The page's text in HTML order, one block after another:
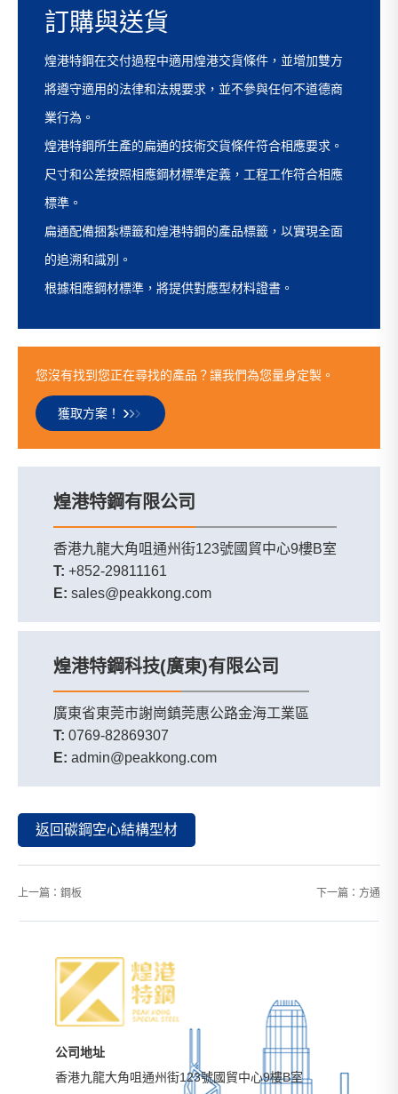
訂購與送貨
煌港特鋼在交付過程中適用煌港交貨條件，並增加雙方
將遵守適用的法律和法規要求，並不參與任何不道德商
業行為。
煌港特鋼所生產的扁通的技術交貨條件符合相應要求。
尺寸和公差按照相應鋼材標準定義，工程工作符合相應
標準。
扁通配備捆紮標籤和煌港特鋼的產品標籤，以實現全面
的追溯和識別。
根據相應鋼材標準，將提供對應型材料證書。
您沒有找到您正在尋找的產品？讓我們為您量身定製。
獲取方案！
煌港特鋼有限公司
香港九龍大角咀通州街123號國貿中心9樓B室
T: +852-29811161
E: sales@peakkong.com
煌港特鋼科技(廣東)有限公司
廣東省東莞市謝崗鎮莞惠公路金海工業區
T: 0769-82869307
E: admin@peakkong.com
返回碳鋼空心結構型材
上一篇： 鋼板 下一篇： 方通
公司地址
香港九龍大角咀通州街123號國貿中心9樓B室